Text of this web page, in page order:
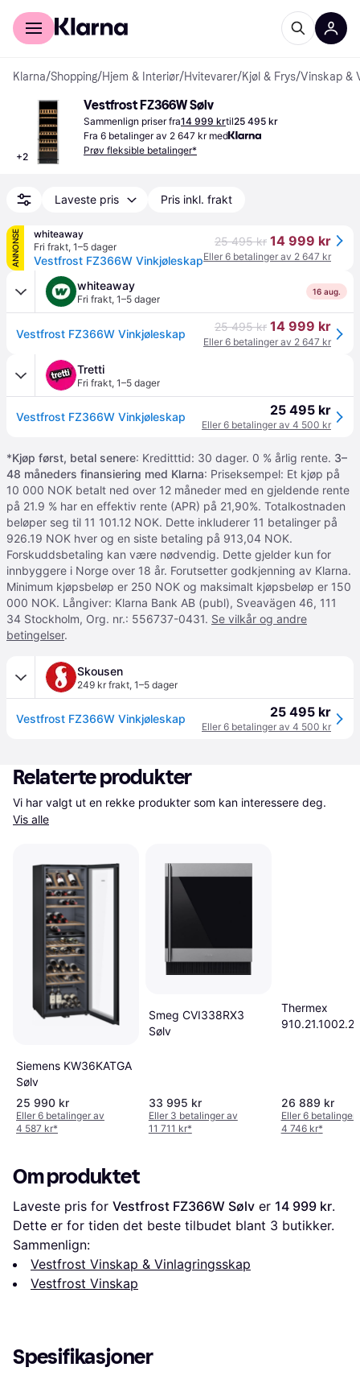
For kunder
Klarna/Shopping/Hjem & Interiør/Hvitevarer/Kjøl & Frys/Vinskap &
+2
Vestfrost FZ366W Sølv
Sammenlign priser fra14 999 krtil25 495 kr
Fra 6 betalinger av 2 647 kr med
Prøv fleksible betalinger*
Laveste pris Pris inkl. frakt
ANNONSE
whiteaway
Fri frakt, 1–5 dager
Vestfrost FZ366W Vinkjøleskap
25 495 kr 14 999 kr
Eller 6 betalinger av 2 647 kr
whiteaway
Fri frakt, 1–5 dager
16 aug.
Vestfrost FZ366W Vinkjøleskap 25 495 kr 14 999 kr
Eller 6 betalinger av 2 647 kr
Tretti
Fri frakt, 1–5 dager
Vestfrost FZ366W Vinkjøleskap 25 495 kr
Eller 6 betalinger av 4 500 kr
*Kjøp først, betal senere: Kreditttid: 30 dager. 0 % årlig rente. 3–
48 måneders finansiering med Klarna: Priseksempel: Et kjøp på
10 000 NOK betalt ned over 12 måneder med en gjeldende rente
på 21.9 % har en effektiv rente (APR) på 21,90%. Totalkostnaden
beløper seg til 11 101.12 NOK. Dette inkluderer 11 betalinger på
926.19 NOK hver og en siste betaling på 913,04 NOK.
Forskuddsbetaling kan være nødvendig. Dette gjelder kun for
innbyggere i Norge over 18 år. Forutsetter godkjenning av Klarna.
Minimum kjøpsbeløp er 250 NOK og maksimalt kjøpsbeløp er 150
000 NOK. Långiver: Klarna Bank AB (publ), Sveavägen 46, 111
34 Stockholm, Org. nr.: 556737-0431. Se vilkår og andre
betingelser.
Skousen
249 kr frakt, 1–5 dager
Vestfrost FZ366W Vinkjøleskap 25 495 kr
Eller 6 betalinger av 4 500 kr
Relaterte produkter
Vis alle
Siemens KW36KATGA
Sølv
25 990 kr
Eller 6 betalinger av
4 587 kr*
Smeg CVI338RX3
Sølv
33 995 kr
Eller 3 betalinger av
11 711 kr*
Thermex
910.21.1002.2
26 889 kr
Eller 6 betalinger
4 746 kr*
Om produktet
Laveste pris for Vestfrost FZ366W Sølv er 14 999 kr.
Dette er for tiden det beste tilbudet blant 3 butikker.
Sammenlign:
Vestfrost Vinskap & Vinlagringsskap
Vestfrost Vinskap
Spesifikasjoner